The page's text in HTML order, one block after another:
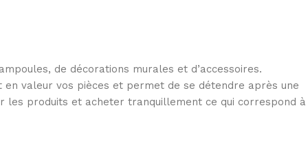
de décorations murales et d’accessoires.
valeur vos pièces et permet de se détendre après une
les produits et acheter tranquillement ce qui correspond à